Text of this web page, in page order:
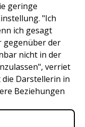
geringe
"Ich
ich gesagt
gegenüber der
nicht in der
verriet
Darstellerin in
Beziehungen